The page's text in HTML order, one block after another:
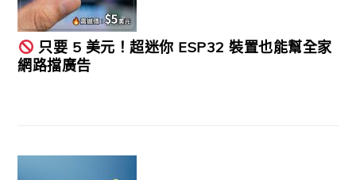
只要 5 美元！超迷你 ESP32 裝置也能幫全家
網路擋廣告